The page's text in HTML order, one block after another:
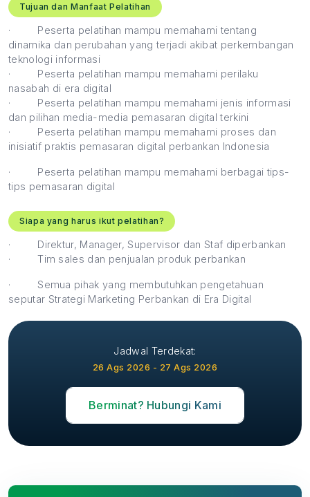
Tujuan dan Manfaat Pelatihan
·
Peserta pelatihan mampu memahami tentang
dinamika dan perubahan yang terjadi akibat perkembangan
teknologi informasi
·
Peserta pelatihan mampu memahami perilaku
nasabah di era digital
·
Peserta pelatihan mampu memahami jenis informasi
dan pilihan media-media pemasaran digital terkini
·
Peserta pelatihan mampu memahami proses dan
inisiatif praktis pemasaran digital perbankan Indonesia
·
Peserta pelatihan mampu memahami berbagai tips-
tips pemasaran digital
Siapa yang harus ikut pelatihan?
·
Direktur, Manager, Supervisor dan Staf diperbankan
·
Tim sales dan penjualan produk perbankan
·
Semua pihak yang membutuhkan pengetahuan
seputar Strategi Marketing Perbankan di Era Digital
Jadwal Terdekat:
26 Ags 2026 - 27 Ags 2026
Berminat? Hubungi Kami